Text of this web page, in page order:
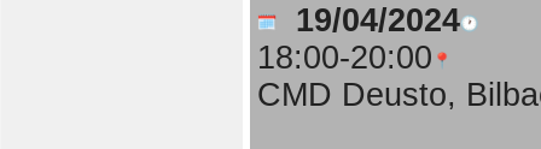
19/04/2024
18:00-20:00
CMD Deusto,